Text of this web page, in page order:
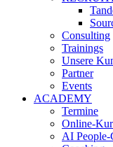
Consulting
Trainings
Unsere
Partner
Events
ACADEMY
Termine
Online-
AI